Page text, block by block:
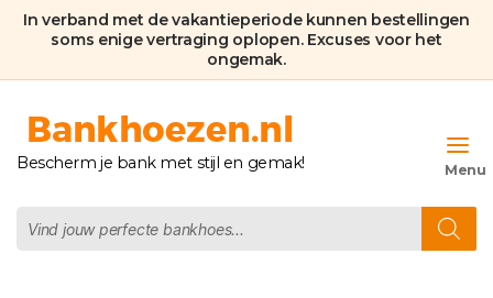
In verband met de vakantieperiode kunnen bestellingen
soms enige vertraging oplopen. Excuses voor het
ongemak.
Bankhoezen.nl
Bescherm je bank met stijl en gemak!
zoeken